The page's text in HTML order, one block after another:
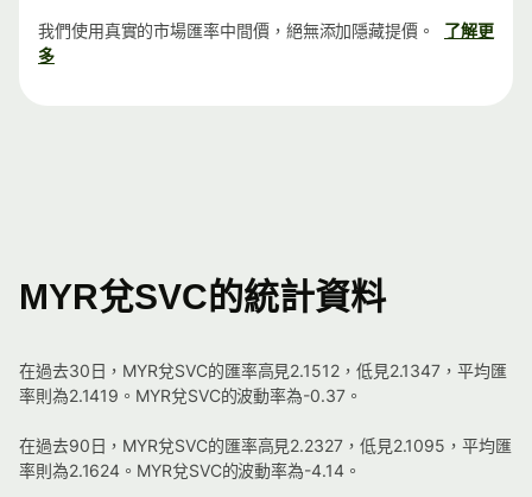
我們使用真實的市場匯率中間價，絕無添加隱藏提價。
了解更
多
MYR兌SVC的統計資料
在過去30日，MYR兌SVC的匯率高見2.1512，低見2.1347，平均匯
率則為2.1419。MYR兌SVC的波動率為-0.37。
在過去90日，MYR兌SVC的匯率高見2.2327，低見2.1095，平均匯
率則為2.1624。MYR兌SVC的波動率為-4.14。